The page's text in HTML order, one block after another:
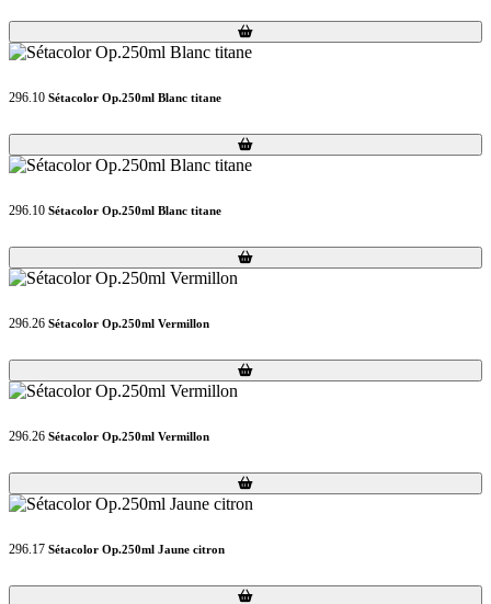
Loading...
Loading...
296.10 Sétacolor Op.250ml Blanc titane
Loading...
Loading...
296.10 Sétacolor Op.250ml Blanc titane
Loading...
Loading...
296.26 Sétacolor Op.250ml Vermillon
Loading...
Loading...
296.26 Sétacolor Op.250ml Vermillon
Loading...
Loading...
296.17 Sétacolor Op.250ml Jaune citron
Loading...
Loading...